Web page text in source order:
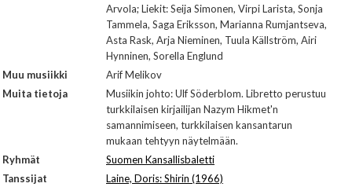
Arvola; Liekit: Seija Simonen, Virpi Larista, Sonja
Tammela, Saga Eriksson, Marianna Rumjantseva,
Asta Rask, Arja Nieminen, Tuula Källström, Airi
Hynninen, Sorella Englund
Muu musiikki
Arif Melikov
Muita tietoja
Musiikin johto: Ulf Söderblom. Libretto perustuu
turkkilaisen kirjailijan Nazym Hikmet'n
samannimiseen, turkkilaisen kansantarun
mukaan tehtyyn näytelmään.
Ryhmät
Suomen Kansallisbaletti
Tanssijat
Laine, Doris: Shirin (1966)